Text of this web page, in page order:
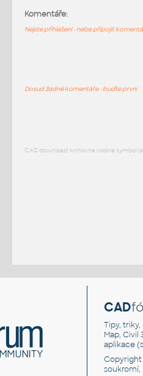
Komentáře:
Nejste přihlášeni - nelze připojit
Dosud žádné komentáře - buďte první
CAD download: knihovna rodina symbol
CAD
Tipy,
Map, Civil
aplikace